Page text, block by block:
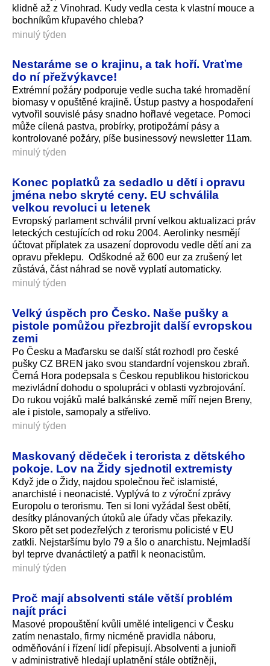
klidně až z Vinohrad. Kudy vedla cesta k vlastní mouce a
bochníkům křupavého chleba?
minulý týden
Nestaráme se o krajinu, a tak hoří. Vraťme
do ní přežvýkavce!
Extrémní požáry podporuje vedle sucha také hromadění
biomasy v opuštěné krajině. Ústup pastvy a hospodaření
vytvořil souvislé pásy snadno hořlavé vegetace. Pomoci
může cílená pastva, probírky, protipožární pásy a
kontrolované požáry, píše businessový newsletter 11am.
minulý týden
Konec poplatků za sedadlo u dětí i opravu
jména nebo skryté ceny. EU schválila
velkou revoluci u letenek
Evropský parlament schválil první velkou aktualizaci práv
leteckých cestujících od roku 2004. Aerolinky nesmějí
účtovat příplatek za usazení doprovodu vedle dětí ani za
opravu překlepu. Odškodné až 600 eur za zrušený let
zůstává, část náhrad se nově vyplatí automaticky.
minulý týden
Velký úspěch pro Česko. Naše pušky a
pistole pomůžou přezbrojit další evropskou
zemi
Po Česku a Maďarsku se další stát rozhodl pro české
pušky CZ BREN jako svou standardní vojenskou zbraň.
Černá Hora podepsala s Českou republikou historickou
mezivládní dohodu o spolupráci v oblasti vyzbrojování.
Do rukou vojáků malé balkánské země míří nejen Breny,
ale i pistole, samopaly a střelivo.
minulý týden
Maskovaný dědeček i terorista z dětského
pokoje. Lov na Židy sjednotil extremisty
Když jde o Židy, najdou společnou řeč islamisté,
anarchisté i neonacisté. Vyplývá to z výroční zprávy
Europolu o terorismu. Ten si loni vyžádal šest obětí,
desítky plánovaných útoků ale úřady včas překazily.
Skoro pět set podezřelých z terorismu policisté v EU
zatkli. Nejstaršímu bylo 79 a šlo o anarchistu. Nejmladší
byl teprve dvanáctiletý a patřil k neonacistům.
minulý týden
Proč mají absolventi stále větší problém
najít práci
Masové propouštění kvůli umělé inteligenci v Česku
zatím nenastalo, firmy nicméně pravidla náboru,
odměňování i řízení lidí přepisují. Absolventi a junioři
v administrativě hledají uplatnění stále obtížněji,